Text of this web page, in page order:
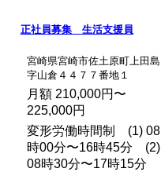
正社員募集 生活支援員
宮崎県宮崎市佐土原町上田島
字山倉４４７７番地１
月額 210,000円〜
225,000円
変形労働時間制 (1) 08
時00分〜16時45分 (2)
08時30分〜17時15分